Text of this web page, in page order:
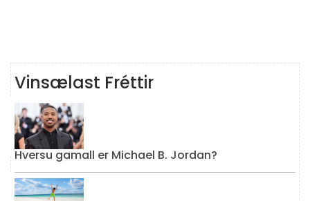
Vinsælast Fréttir
Hversu gamall er Michael B. Jordan?